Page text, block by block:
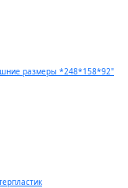
размеры *248*158*92"